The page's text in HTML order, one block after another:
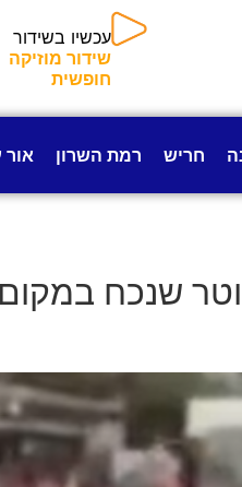
עכשיו בשידור
שידור מוזיקה
חופשית
חריש רמת השרון אור
שנכח